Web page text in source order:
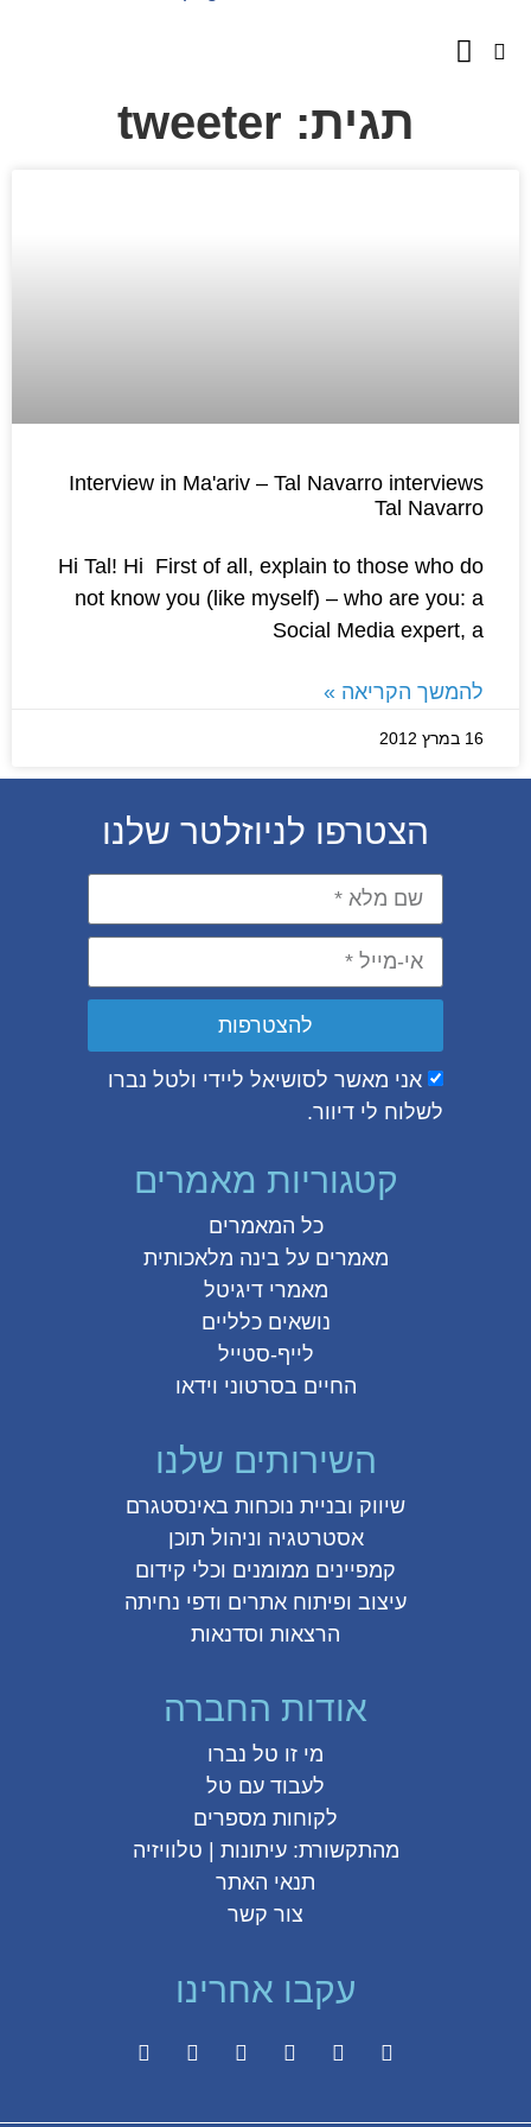
תגית: tweeter
Interview in Ma'ariv – Tal Navarro interviews
Tal Navarro
Hi Tal! Hi First of all, explain to those who do
not know you (like myself) – who are you: a
Social Media expert, a
להמשך הקריאה »
הצטרפו לניוזלטר שלנו
אני מאשר לסושיאל ליידי ולטל נברו
לשלוח לי דיוור.
להצטרפות
קטגוריות מאמרים
כל המאמרים
מאמרים עלבינה מלאכותית
מאמרי דיגיטל
נושאים כלליים
לייף-סטייל
החיים בסרטוני וידאו
השירותים שלנו
שיווק ובניית נוכחות באינסטגרם
אסטרטגיה וניהול תוכן
קמפיינים ממומנים וכלי קידום
עיצוב ופיתוח אתרים ודפי נחיתה
הרצאות וסדנאות
אודות החברה
מי זו טל נברו
לעבוד עם טל
לקוחות מספרים
מהתקשורת:עיתונות|טלוויזיה
תנאי האתר
צור קשר
עקבו אחרינו